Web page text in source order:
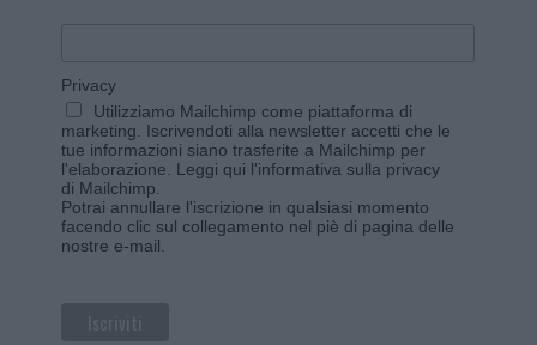
Privacy
Utilizziamo Mailchimp come piattaforma di
marketing. Iscrivendoti alla newsletter accetti che le
tue informazioni siano trasferite a Mailchimp per
l'elaborazione. Leggi qui l'informativa sulla privacy
di Mailchimp
Potrai annullare l'iscrizione in qualsiasi momento
facendo clic sul collegamento nel piè di pagina delle
nostre e-mail.